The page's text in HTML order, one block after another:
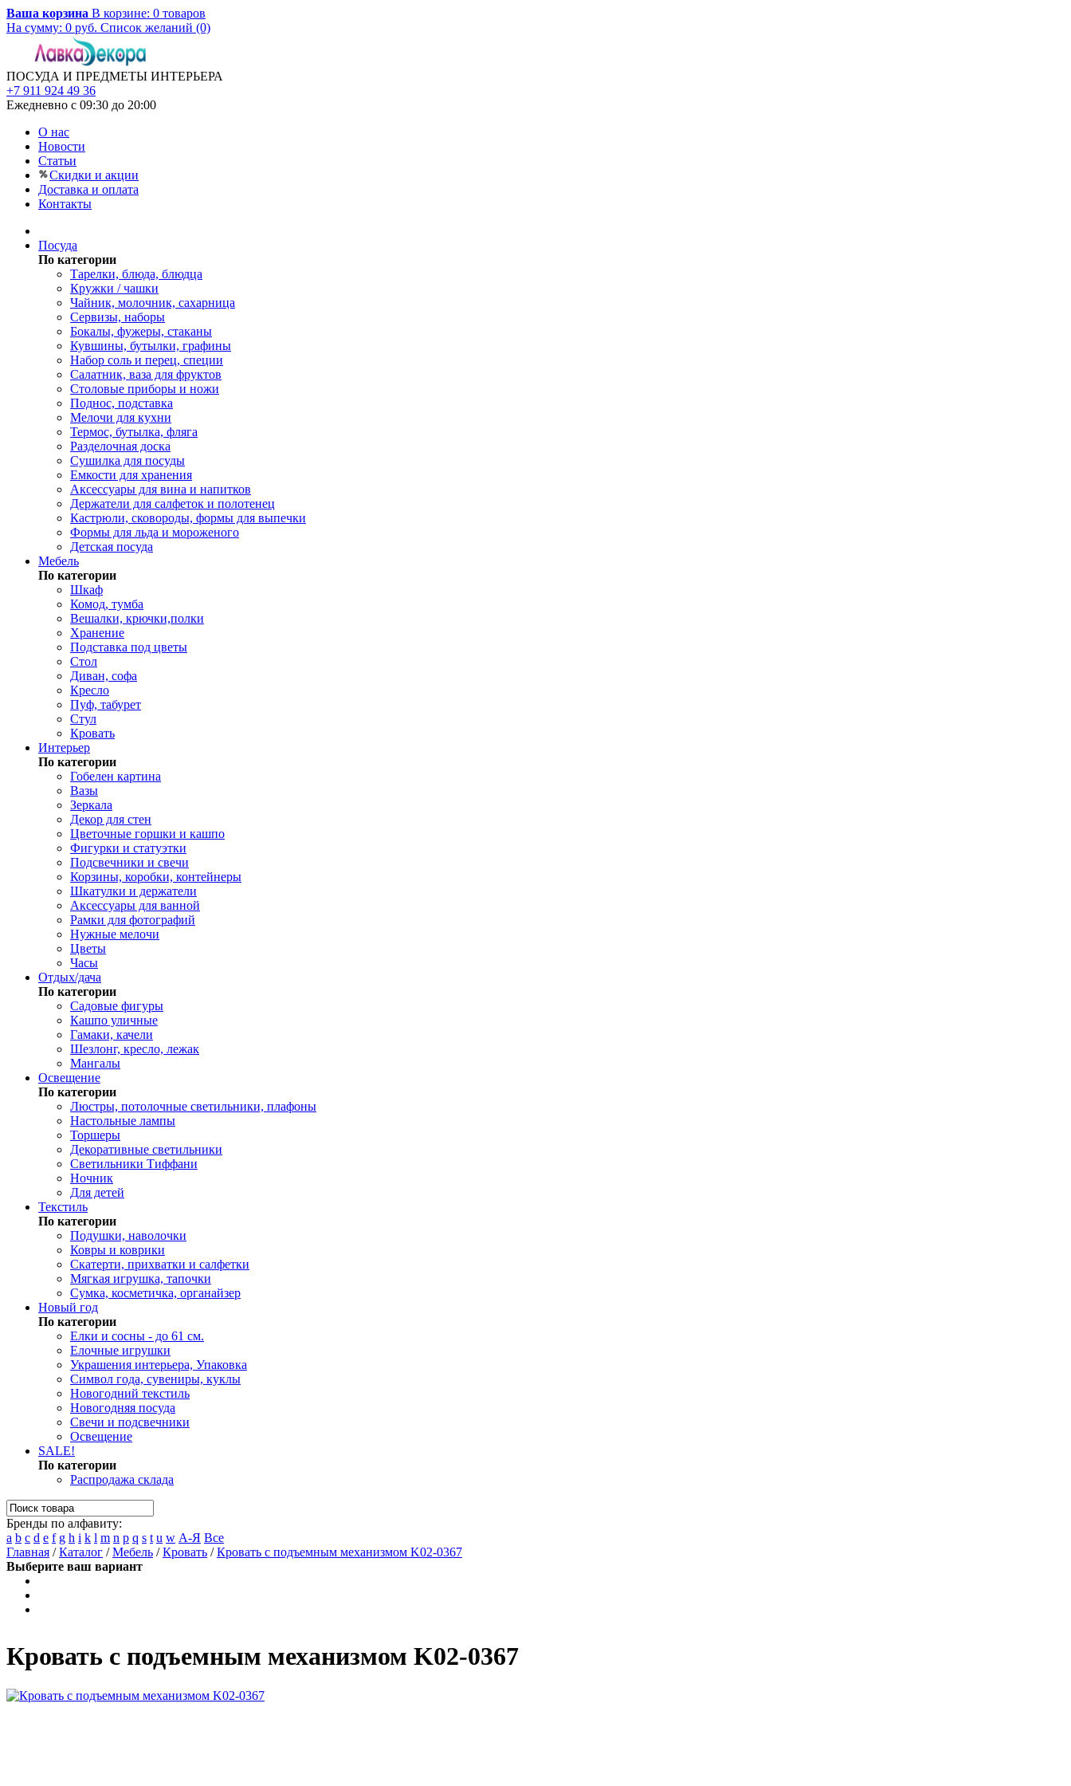
Ваша корзина В корзине: 0 товаров
На сумму: 0 руб. Список желаний (0)
ПОСУДА И ПРЕДМЕТЫ ИНТЕРЬЕРА
+7 911 924 49 36
Ежедневно с 09:30 до 20:00
О нас
Новости
Статьи
Скидки и акции
Доставка и оплата
Контакты
Посуда
По категории
Тарелки, блюда, блюдца
Кружки / чашки
Чайник, молочник, сахарница
Сервизы, наборы
Бокалы, фужеры, стаканы
Кувшины, бутылки, графины
Набор соль и перец, специи
Салатник, ваза для фруктов
Столовые приборы и ножи
Поднос, подставка
Мелочи для кухни
Термос, бутылка, фляга
Разделочная доска
Сушилка для посуды
Емкости для хранения
Аксессуары для вина и напитков
Держатели для салфеток и полотенец
Кастрюли, сковороды, формы для выпечки
Формы для льда и мороженого
Детская посуда
Мебель
По категории
Шкаф
Комод, тумба
Вешалки, крючки,полки
Хранение
Подставка под цветы
Стол
Диван, софа
Кресло
Пуф, табурет
Стул
Кровать
Интерьер
По категории
Гобелен картина
Вазы
Зеркала
Декор для стен
Цветочные горшки и кашпо
Фигурки и статуэтки
Подсвечники и свечи
Корзины, коробки, контейнеры
Шкатулки и держатели
Аксессуары для ванной
Рамки для фотографий
Нужные мелочи
Цветы
Часы
Отдых/дача
По категории
Садовые фигуры
Кашпо уличные
Гамаки, качели
Шезлонг, кресло, лежак
Мангалы
Освещение
По категории
Люстры, потолочные светильники, плафоны
Настольные лампы
Торшеры
Декоративные светильники
Светильники Тиффани
Ночник
Для детей
Текстиль
По категории
Подушки, наволочки
Ковры и коврики
Скатерти, прихватки и салфетки
Мягкая игрушка, тапочки
Сумка, косметичка, органайзер
Новый год
По категории
Елки и сосны - до 61 см.
Елочные игрушки
Украшения интерьера, Упаковка
Символ года, сувениры, куклы
Новогодний текстиль
Новогодняя посуда
Свечи и подсвечники
Освещение
SALE!
По категории
Распродажа склада
Бренды по алфавиту:
a b c d e f g h i k l m n p q s t u w А-Я Все
Главная /Каталог /Мебель /Кровать /Кровать с подъемным механизмом K02-0367
Выберите ваш вариант
Кровать с подъемным механизмом K02-0367